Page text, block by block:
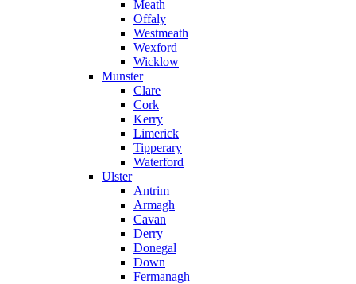
Meath
Offaly
Westmeath
Wexford
Wicklow
Munster
Clare
Cork
Kerry
Limerick
Tipperary
Waterford
Ulster
Antrim
Armagh
Cavan
Derry
Donegal
Down
Fermanagh